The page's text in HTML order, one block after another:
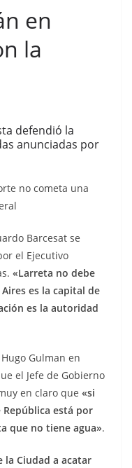
en
la
defendió la
anunciadas por
Barcesat se
el Ejecutivo
«Larreta no debe
es la capital de
es la autoridad
Gulman en
el Jefe de Gobierno
en claro que «si
está por
que no tiene agua».
la Ciudad a acatar